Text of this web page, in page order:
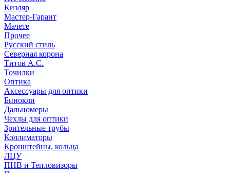
Кизляр
Мастер-Гарант
Мачете
Прочее
Русский стиль
Северная корона
Титов А.С.
Точилки
Оптика
Аксессуары для оптики
Бинокли
Дальномеры
Чехлы для оптики
Зрительные трубы
Коллиматоры
Кронштейны, кольца
ЛЦУ
ПНВ и Тепловизоры